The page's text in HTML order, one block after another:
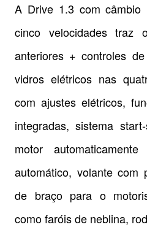
A Drive 1.3 com câmbio
cinco velocidades traz
anteriores + controles
vidros elétricos nas
com ajustes elétricos,
integradas, sistema
motor
automático, volante com
de braço para o
como faróis de neblina,